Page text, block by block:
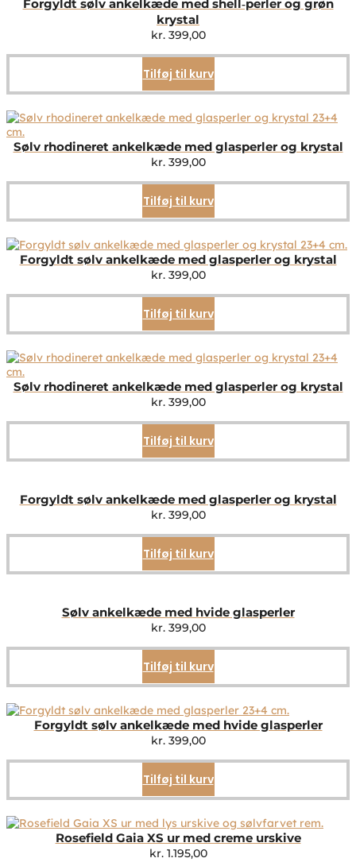
Forgyldt sølv ankelkæde med shell‑perler og grøn
krystal
kr.399,00
Tilføj til kurv
Sølv rhodineret ankelkæde med glasperler og krystal
kr.399,00
Tilføj til kurv
Forgyldt sølv ankelkæde med glasperler og krystal
kr.399,00
Tilføj til kurv
Sølv rhodineret ankelkæde med glasperler og krystal
kr.399,00
Tilføj til kurv
Forgyldt sølv ankelkæde med glasperler og krystal
kr.399,00
Tilføj til kurv
Sølv ankelkæde med hvide glasperler
kr.399,00
Tilføj til kurv
Forgyldt sølv ankelkæde med hvide glasperler
kr.399,00
Tilføj til kurv
Rosefield Gaia XS ur med creme urskive
kr.1.195,00